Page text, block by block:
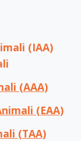
(IAA)
(AAA)
(EAA)
(TAA)